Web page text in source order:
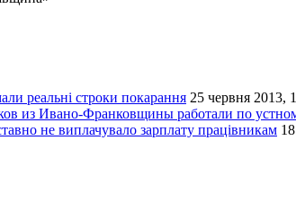
реальні строки покарання 25 червня 2013,
из Ивано-Франковщины работали по
не виплачувало зарплату працівникам